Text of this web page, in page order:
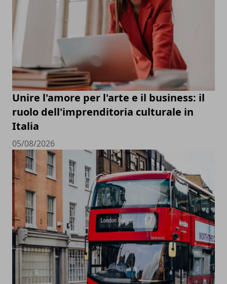
Unire l'amore per l'arte e il business: il
ruolo dell'imprenditoria culturale in
Italia
05/08/2026